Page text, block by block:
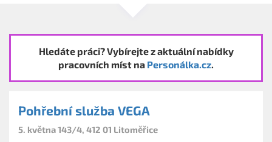
Hledáte práci? Vybírejte z aktuální nabídky
pracovních míst na Personálka.cz.
Pohřební služba VEGA
5. května 143/4, 412 01 Litoměřice